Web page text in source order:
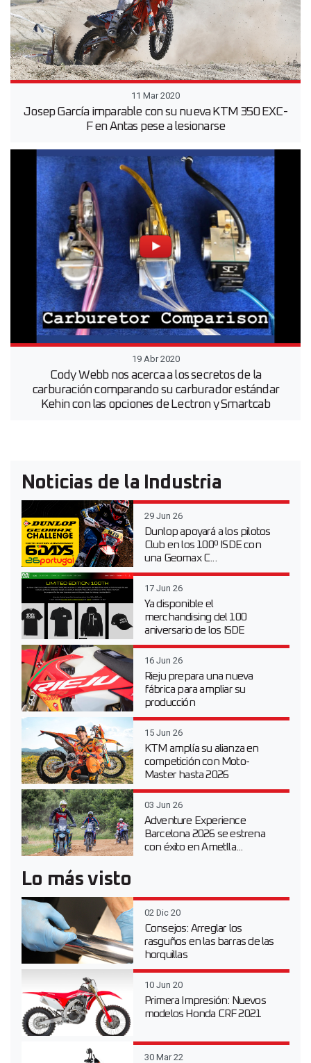
11 Mar 2020
Josep García imparable con su nueva KTM 350 EXC-
F en Antas pese a lesionarse
19 Abr 2020
Cody Webb nos acerca a los secretos de la
carburación comparando su carburador estándar
Kehin con las opciones de Lectron y Smartcab
Noticias de la Industria
29 Jun 26
Dunlop apoyará a los pilotos
Club en los 100º ISDE con
una Geomax C...
17 Jun 26
Ya disponible el
merchandising del 100
aniversario de los ISDE
16 Jun 26
Rieju prepara una nueva
fábrica para ampliar su
producción
15 Jun 26
KTM amplía su alianza en
competición con Moto-
Master hasta 2026
03 Jun 26
Adventure Experience
Barcelona 2026 se estrena
con éxito en Ametlla...
Lo más visto
02 Dic 20
Consejos: Arreglar los
rasguños en las barras de las
horquillas
10 Jun 20
Primera Impresión: Nuevos
modelos Honda CRF 2021
30 Mar 22